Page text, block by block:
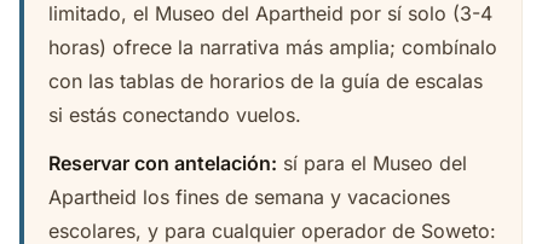
limitado, el Museo del Apartheid por sí solo (3-4
horas) ofrece la narrativa más amplia; combínalo
con las tablas de horarios de la guía de escalas
si estás conectando vuelos.
Reservar con antelación: sí para el Museo del
Apartheid los fines de semana y vacaciones
escolares, y para cualquier operador de Soweto: